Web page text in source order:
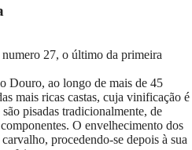
27, o último da primeira
Douro, ao longo de mais de 45
mais ricas castas, cuja vinificação é
pisadas tradicionalmente, de
O envelhecimento dos
procedendo-se depois à sua